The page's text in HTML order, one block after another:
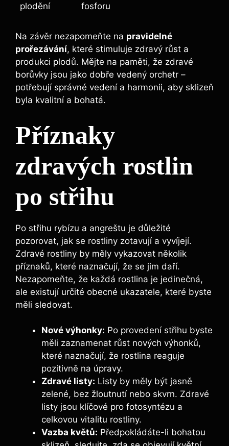
plodění
fosforu
Na závěr nezapomeňte na pravidelné
prořezávání, které stimuluje zdravý růst a
produkci plodů. Mějte na paměti, že zdravé
borůvky jsou jako dobře vedený orchetr –
potřebují správné vedení a harmonii, aby sklizeň
byla kvalitní a bohatá.
Příznaky
zdravých rostlin
po střihu
Po střihu rybízu a angreštu je důležité
pozorovat, jak se rostliny zotavují a vyvíjejí.
Zdravé rostliny by měly vykazovat několik
příznaků, které naznačují, že se jim daří.
Nezapomeňte, že každá rostlina je jedinečná,
ale existují určité obecné ukazatele, které byste
měli sledovat.
Nové výhonky: Po provedení střihu byste
měli zaznamenat růst nových výhonků,
které naznačují, že rostlina reaguje
pozitivně na úpravy.
Zdravé listy: Listy by měly být jasně
zelené, bez žloutnutí nebo skvrn. Zdravé
listy jsou klíčové pro fotosyntézu a
celkovou vitalitu rostliny.
Vazba květů: Předpokládáte-li bohatou